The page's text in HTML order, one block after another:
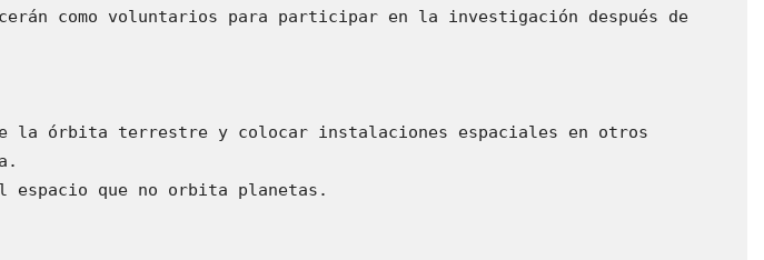
como voluntarios para participar en la investigación después de
la órbita terrestre y colocar instalaciones espaciales en otros
espacio que no orbita planetas.